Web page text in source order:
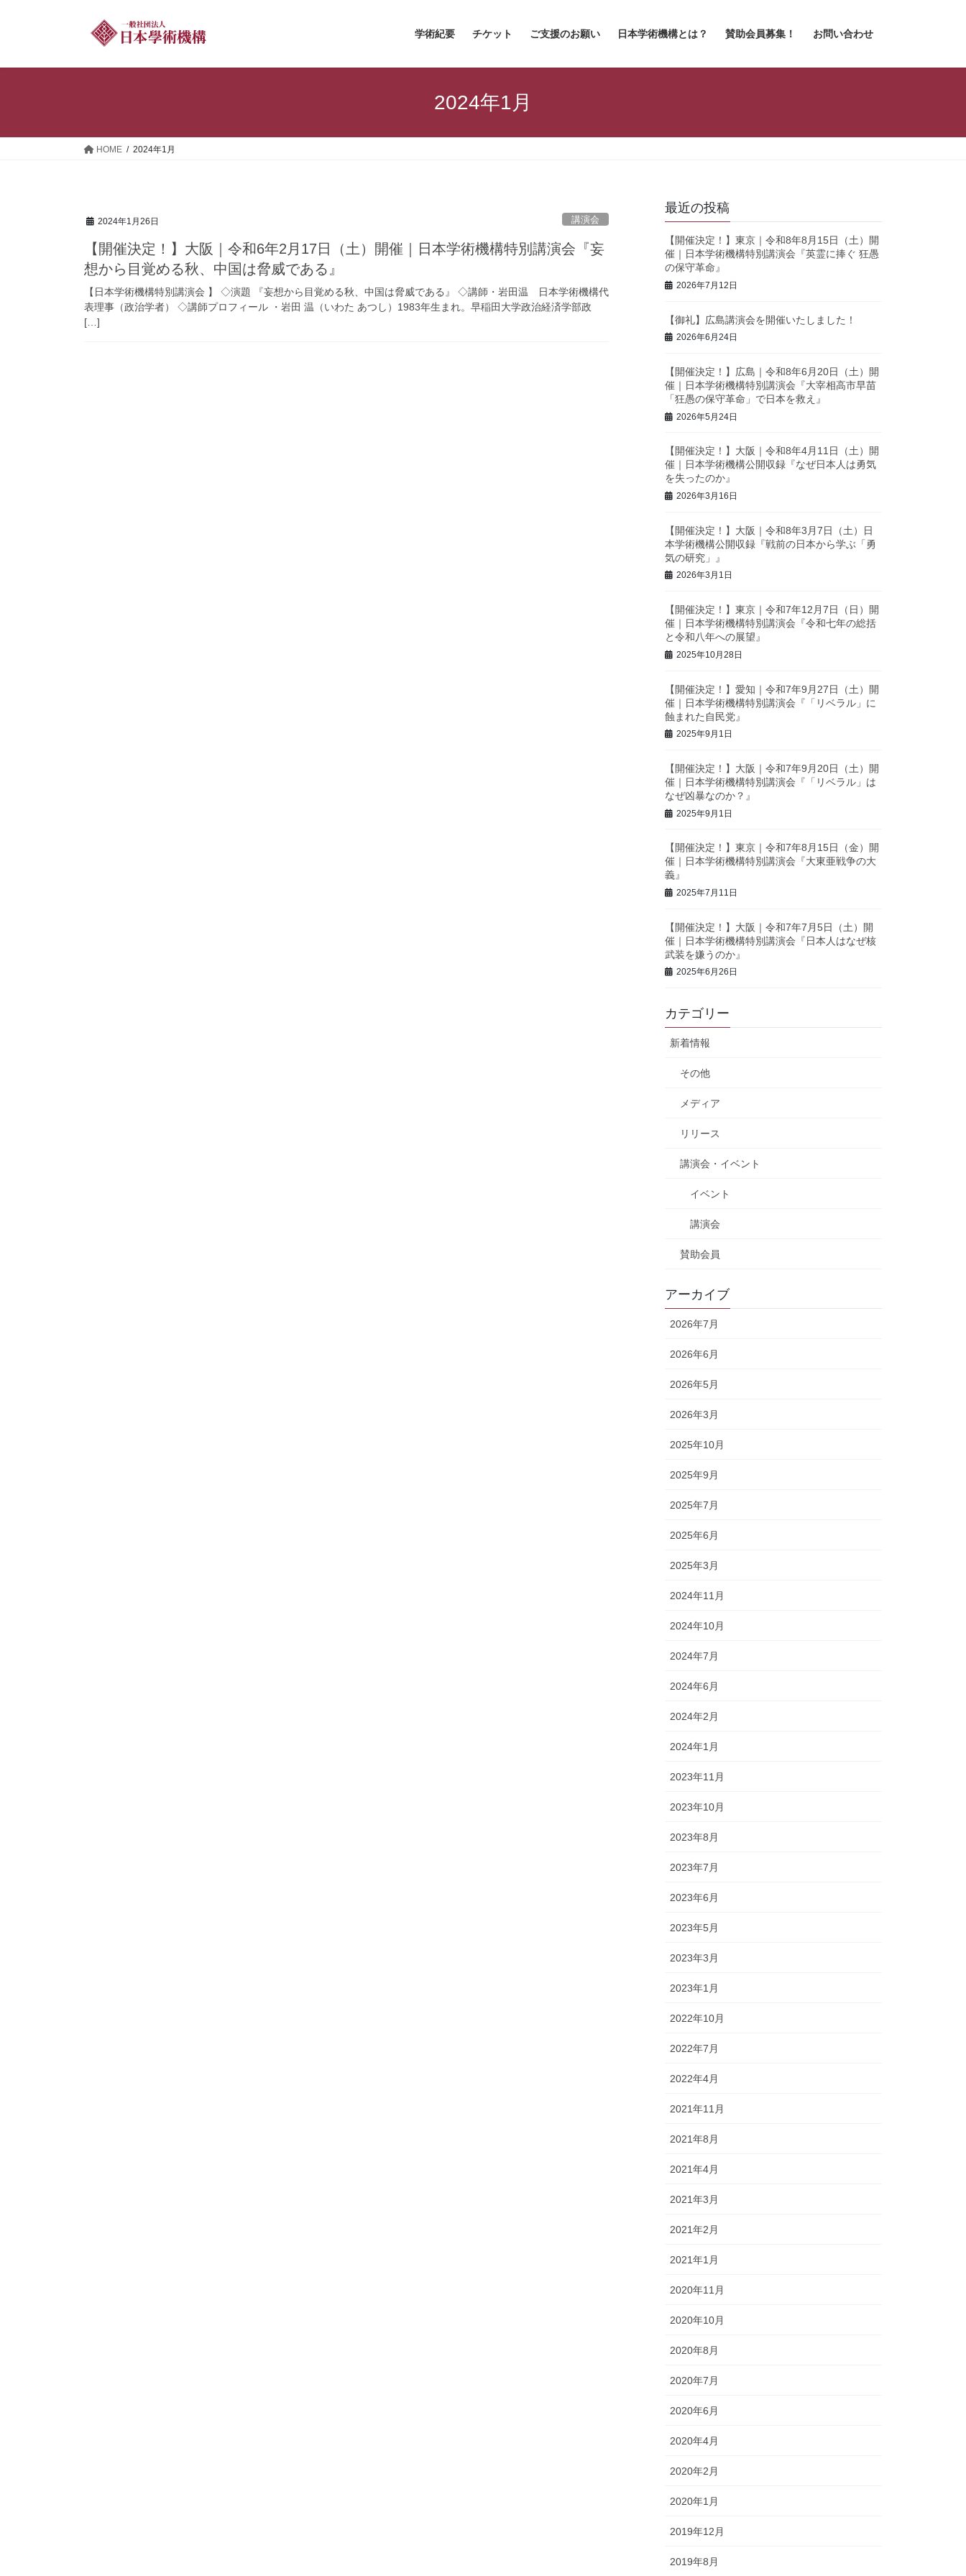
学術紀要 チケット ご支援のお願い 日本学術機構とは？ 賛助会員募集！ お問い合わせ
2024年1月
HOME 2024年1月
2024年1月26日 講演会
【開催決定！】大阪｜令和6年2月17日（土）開催｜日本学術機構特別講演会『妄
想から目覚める秋、中国は脅威である』
【日本学術機構特別講演会 】 ◇演題 『妄想から目覚める秋、中国は脅威である』 ◇講師・岩田温 日本学術機構代
表理事（政治学者） ◇講師プロフィール ・岩田 温（いわた あつし）1983年生まれ。早稲田大学政治経済学部政
[…]
最近の投稿
【開催決定！】東京｜令和8年8月15日（土）開
催｜日本学術機構特別講演会『英霊に捧ぐ 狂愚
の保守革命』
2026年7月12日
【御礼】広島講演会を開催いたしました！
2026年6月24日
【開催決定！】広島｜令和8年6月20日（土）開
催｜日本学術機構特別講演会『大宰相高市早苗
「狂愚の保守革命」で日本を救え』
2026年5月24日
【開催決定！】大阪｜令和8年4月11日（土）開
催｜日本学術機構公開収録『なぜ日本人は勇気
を失ったのか』
2026年3月16日
【開催決定！】大阪｜令和8年3月7日（土）日
本学術機構公開収録『戦前の日本から学ぶ「勇
気の研究」』
2026年3月1日
【開催決定！】東京｜令和7年12月7日（日）開
催｜日本学術機構特別講演会『令和七年の総括
と令和八年への展望』
2025年10月28日
【開催決定！】愛知｜令和7年9月27日（土）開
催｜日本学術機構特別講演会『「リベラル」に
蝕まれた自民党』
2025年9月1日
【開催決定！】大阪｜令和7年9月20日（土）開
催｜日本学術機構特別講演会『「リベラル」は
なぜ凶暴なのか？』
2025年9月1日
【開催決定！】東京｜令和7年8月15日（金）開
催｜日本学術機構特別講演会『大東亜戦争の大
義』
2025年7月11日
【開催決定！】大阪｜令和7年7月5日（土）開
催｜日本学術機構特別講演会『日本人はなぜ核
武装を嫌うのか』
2025年6月26日
カテゴリー
新着情報
その他
メディア
リリース
講演会・イベント
イベント
講演会
賛助会員
アーカイブ
2026年7月
2026年6月
2026年5月
2026年3月
2025年10月
2025年9月
2025年7月
2025年6月
2025年3月
2024年11月
2024年10月
2024年7月
2024年6月
2024年2月
2024年1月
2023年11月
2023年10月
2023年8月
2023年7月
2023年6月
2023年5月
2023年3月
2023年1月
2022年10月
2022年7月
2022年4月
2021年11月
2021年8月
2021年4月
2021年3月
2021年2月
2021年1月
2020年11月
2020年10月
2020年8月
2020年7月
2020年6月
2020年4月
2020年2月
2020年1月
2019年12月
2019年8月